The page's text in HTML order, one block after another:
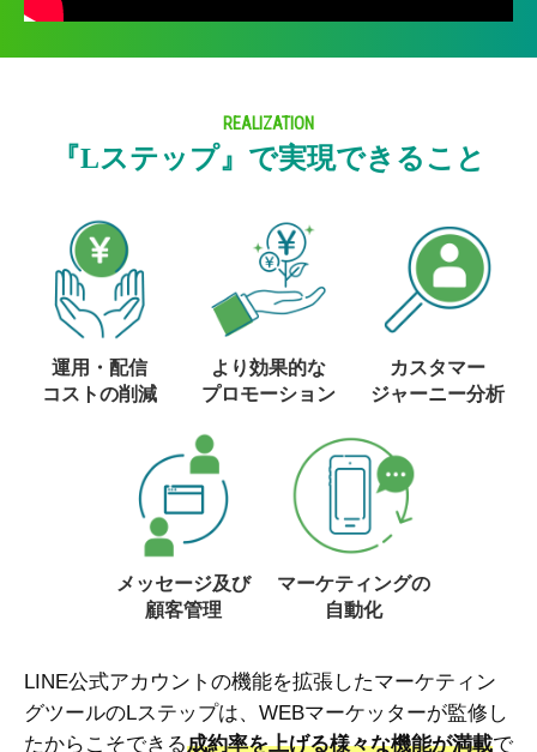
REALIZATION
『Lステップ』で実現できること
運用・配信
コストの削減
より効果的な
プロモーション
カスタマー
ジャーニー分析
メッセージ及び
顧客管理
マーケティングの
自動化
LINE公式アカウントの機能を拡張したマーケティン
グツールのLステップは、WEBマーケッターが監修し
たからこそできる成約率を上げる様々な機能が満載で